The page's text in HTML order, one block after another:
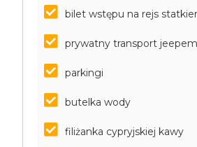
bilet wstępu na rejs
prywatny transport jeepem
parkingi
butelka wody
filiżanka cypryjskiej kawy